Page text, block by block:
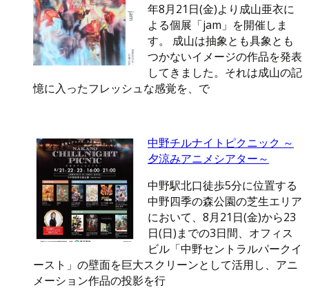
年8月21日(金)より成山亜衣に
よる個展「jam」を開催しま
す。 成山は抽象とも具象とも
つかないイメージの作品を発表
してきました。それは成山の記
憶に入ったフレッシュな感覚を、で
中野チルナイトピクニック ～
夕涼みアニメシアター～
中野駅北口徒歩5分に位置する
中野四季の森公園の芝生エリア
において、8月21日(金)から23
日(日)までの3日間、オフィス
ビル「中野セントラルパークイ
ースト」の壁面を巨大スクリーンとして活用し、アニ
メーション作品の投影を行